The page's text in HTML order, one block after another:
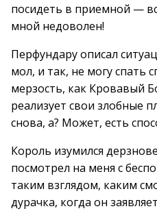
посидеть в приемной —
мной недоволен!
Перфундару описал
мол, и так, не могу спать
мерзость, как Кровавый
реализует свои злобные
снова, а? Может, есть
Король изумился
посмотрел на меня с
таким взглядом, каким
дурачка, когда он